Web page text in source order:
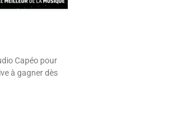
Capéo pour
à gagner dès